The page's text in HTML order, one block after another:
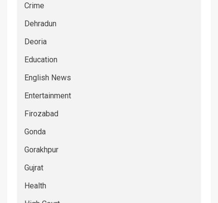
Crime
Dehradun
Deoria
Education
English News
Entertainment
Firozabad
Gonda
Gorakhpur
Gujrat
Health